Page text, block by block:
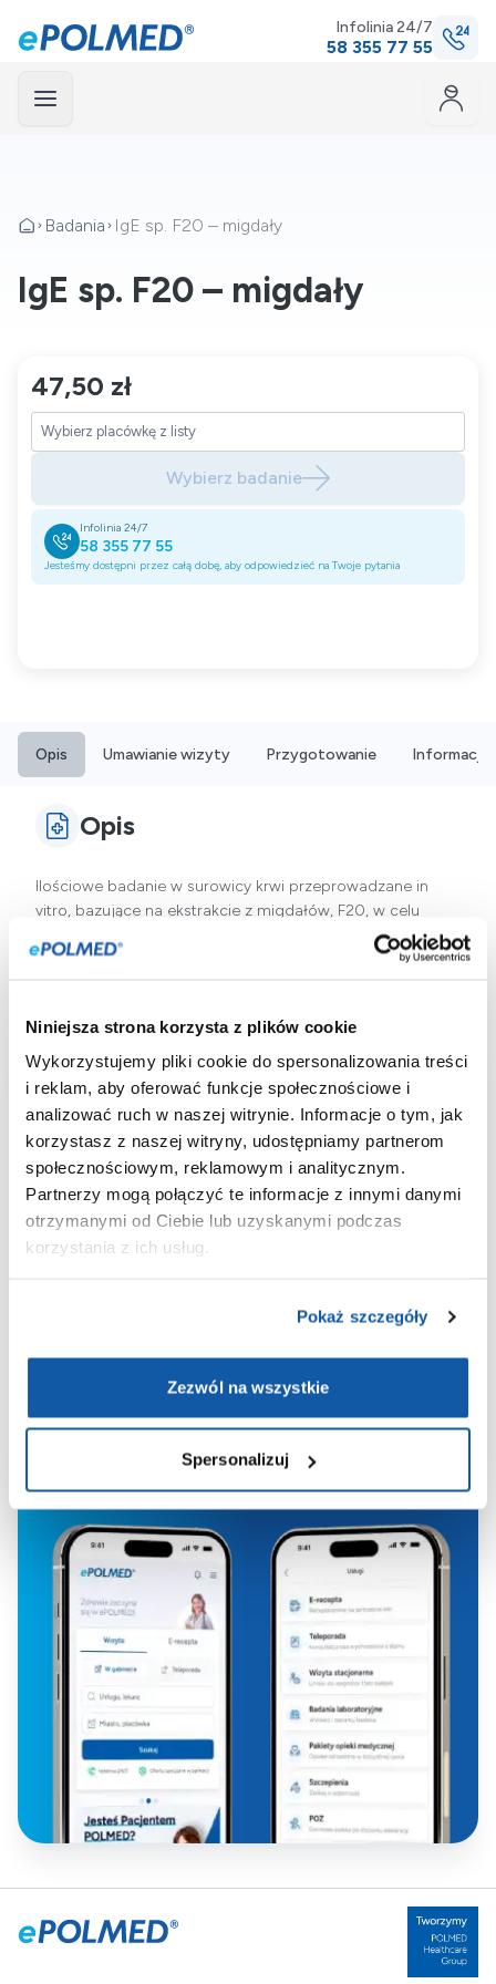
Niniejsza strona korzysta z plików cookie
Wykorzystujemy pliki cookie do spersonalizowania treści
i reklam, aby oferować funkcje społecznościowe i
analizować ruch w naszej witrynie. Informacje o tym, jak
korzystasz z naszej witryny, udostępniamy partnerom
społecznościowym, reklamowym i analitycznym.
Partnerzy mogą połączyć te informacje z innymi danymi
otrzymanymi od Ciebie lub uzyskanymi podczas
korzystania z ich usług.
Pokaż szczegóły
Zezwól na wszystkie
Spersonalizuj
Infolinia 24/7
58 355 77 55
Badania IgE sp. F20 – migdały
IgE sp. F20 – migdały
47,50 zł
Wybierz badanie
Infolinia 24/7
58 355 77 55
Jesteśmy dostępni przez całą dobę, aby odpowiedzieć na Twoje pytania
Opis Umawianie wizyty Przygotowanie Informacje
Opis
Ilościowe badanie w surowicy krwi przeprowadzane in
vitro, bazujące na ekstrakcie z migdałów, F20, w celu
wykrycia przeciwciał IgE specyficznych dla alergenów
migdałowych, jest użyteczne w diagnozowaniu oraz
Aplikacja
ePOLMED
Wygodne umawianie i odwoływanie
wizyt;
miejscu;
Bezpieczeństwo danych dzięki
integracji z Węzłem Krajowym.